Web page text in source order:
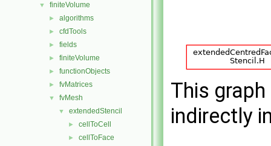
▼ finiteVolume
► algorithms
► cfdTools
► fields
► finiteVolume
► functionObjects
► fvMatrices
▼ fvMesh
▼ extendedStencil
► cellToCell
► cellToFace
This
indirectly